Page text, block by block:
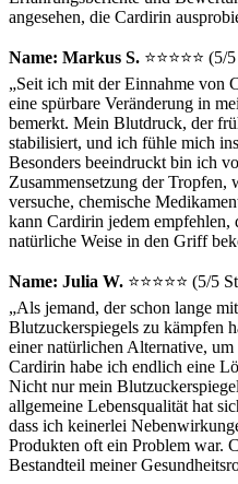
angesehen, die Cardirin
Name: Markus S. ⭐⭐⭐⭐⭐ (5/
„Seit ich mit der Einnahme von
eine spürbare Veränderung in
bemerkt. Mein Blutdruck, der
stabilisiert, und ich fühle mich
Besonders beeindruckt bin ich
Zusammensetzung der
versuche, chemische
kann Cardirin jedem
natürliche Weise in den Griff
Name: Julia W. ⭐⭐⭐⭐⭐ (5/5
„Als jemand, der schon lange
Blutzuckerspiegels zu kämpfen
einer natürlichen Alternative,
Cardirin habe ich endlich eine
Nicht nur mein
allgemeine Lebensqualität hat
dass ich keinerlei
Produkten oft ein Problem war.
Bestandteil meiner